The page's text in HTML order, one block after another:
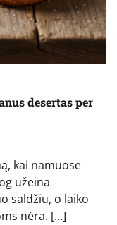
desertas per
kai namuose
užeina
saldžiu, o laiko
nėra. […]